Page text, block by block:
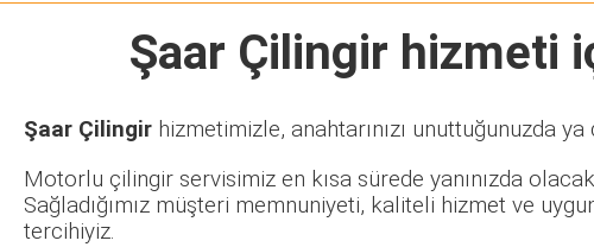
Şaar Çilingir hizmeti
Şaar Çilingir hizmetimizle, anahtarınızı unuttuğunuzda
Motorlu çilingir servisimiz en kısa sürede yanınızda
Sağladığımız müşteri memnuniyeti, kaliteli hizmet ve
tercihiyiz.